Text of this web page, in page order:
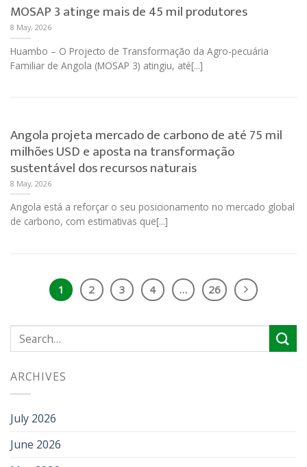
MOSAP 3 atinge mais de 45 mil produtores
8 May, 2026
Huambo – O Projecto de Transformação da Agro-pecuária
Familiar de Angola (MOSAP 3) atingiu, até[...]
Angola projeta mercado de carbono de até 75 mil
milhões USD e aposta na transformação
sustentável dos recursos naturais
8 May, 2026
Angola está a reforçar o seu posicionamento no mercado global
de carbono, com estimativas que[...]
1 2 3 4 … 26
ARCHIVES
July 2026
June 2026